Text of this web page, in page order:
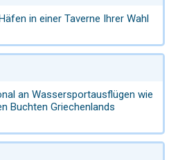
in einer Taverne Ihrer Wahl
an Wassersportausflügen wie
Buchten Griechenlands